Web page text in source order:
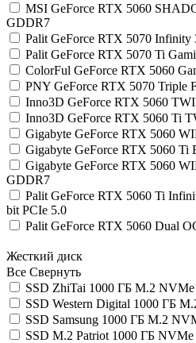
MSI GeForce RTX 5060
GDDR7
Palit GeForce RTX 5070
Palit GeForce RTX 5070 Ti
ColorFul GeForce RTX 5060
PNY GeForce RTX 5070 Triple
Inno3D GeForce RTX 5060
Inno3D GeForce RTX 5060 Ti
Gigabyte GeForce RTX 5060
Gigabyte GeForce RTX 5060
Gigabyte GeForce RTX 5060
GDDR7
Palit GeForce RTX 5060 Ti
bit PCIe 5.0
Palit GeForce RTX 5060 Dual
Жесткий диск
Все Свернуть
SSD ZhiTai 1000 ГБ M.2 NVMe
SSD Western Digital 1000 ГБ
SSD Samsung 1000 ГБ M.2
SSD M.2 Patriot 1000 ГБ